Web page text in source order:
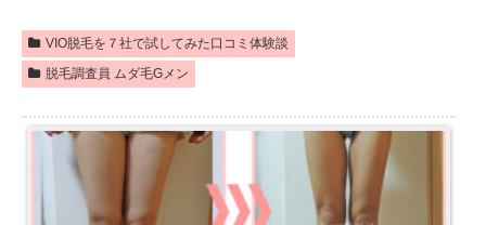
VIO脱毛を７社で試してみた口コミ体験談
脱毛調査員 ムダ毛Gメン